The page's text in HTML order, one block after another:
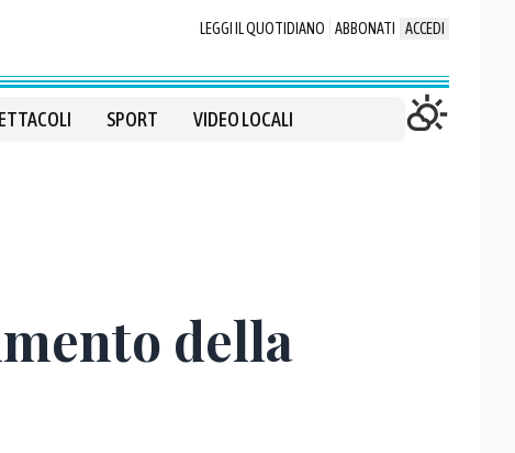
LEGGI IL QUOTIDIANO ABBONATI ACCEDI
SPORT VIDEO LOCALI
della